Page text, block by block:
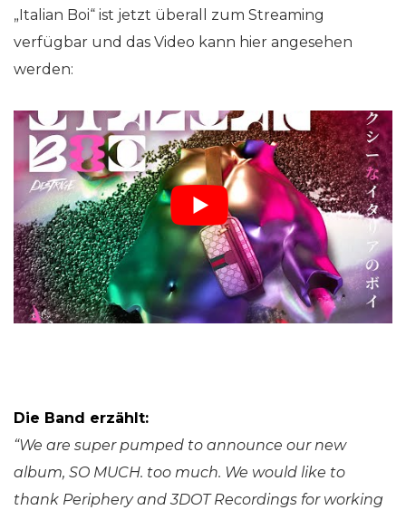
„Italian Boi“ ist jetzt überall zum Streaming
verfügbar und das Video kann hier angesehen
werden:
Die Band erzählt:
“We are super pumped to announce our new
album, SO MUCH. too much. We would like to
thank Periphery and 3DOT Recordings for working